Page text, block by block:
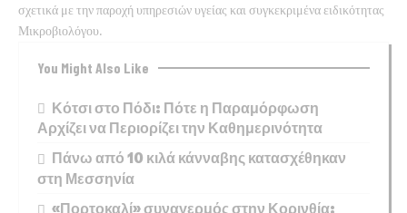
σχετικά με την παροχή υπηρεσιών υγείας και συγκεκριμένα ειδικότητας
Μικροβιολόγου.
You Might Also Like
Κότσι στο Πόδι: Πότε η Παραμόρφωση
Αρχίζει να Περιορίζει την Καθημερινότητα
Πάνω από 10 κιλά κάνναβης κατασχέθηκαν
στη Μεσσηνία
«Πορτοκαλί» συναγερμός στην Κορινθία: